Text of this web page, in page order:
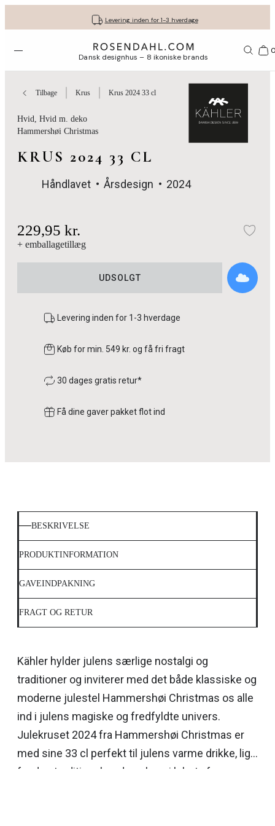
Levering inden for 1-3 hverdage
Fri fragt ved køb for min. 549 kr.
30 dages gratis retur*
Få dine gaver pakket flot ind
Vi er e-mærket
Åbn menuen Dansk designhus – 8 ikoniske brands
Tilbage Krus Krus 2024 33 cl
Hvid, Hvid m. deko
Hammershøi Christmas
KRUS 2024 33 CL
Håndlavet Årsdesign 2024
229,95 kr.
+ emballagetillæg
UDSOLGT
Levering inden for 1-3 hverdage
Køb for min. 549 kr. og få fri fragt
30 dages gratis retur*
Få dine gaver pakket flot ind
BESKRIVELSE
PRODUKTINFORMATION
GAVEINDPAKNING
FRAGT OG RETUR
Kähler hylder julens særlige nostalgi og
traditioner og inviterer med det både klassiske og
moderne julestel Hammershøi Christmas os alle
ind i julens magiske og fredfyldte univers.
Julekruset 2024 fra Hammershøi Christmas er
med sine 33 cl perfekt til julens varme drikke, lige
fra den traditionsbundne gløgg i løbet af